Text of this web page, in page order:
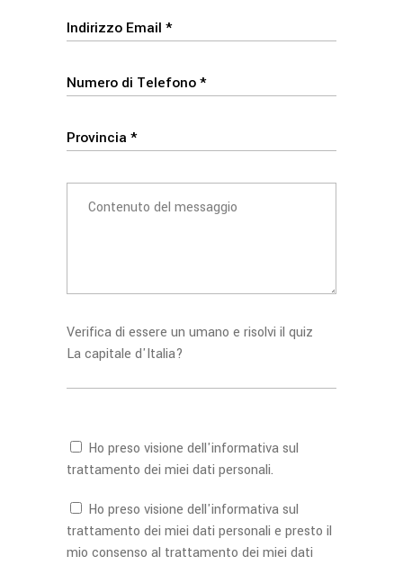
Verifica di essere un umano e risolvi il quiz
La capitale d'Italia?
Ho preso visione dell'informativasul
trattamento dei miei dati personali.
Ho preso visione dell'informativasul
trattamento dei miei dati personali e presto il
mio consenso al trattamento dei miei dati